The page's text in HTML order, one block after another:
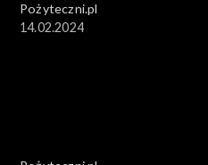
Pożyteczni.pl
14.02.2024